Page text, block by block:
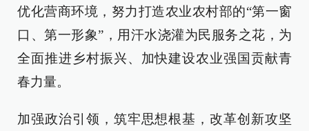
优化营商环境，努力打造农业农村部的“第一窗
口、第一形象”，用汗水浇灌为民服务之花，为
全面推进乡村振兴、加快建设农业强国贡献青
春力量。
加强政治引领，筑牢思想根基，改革创新攻坚